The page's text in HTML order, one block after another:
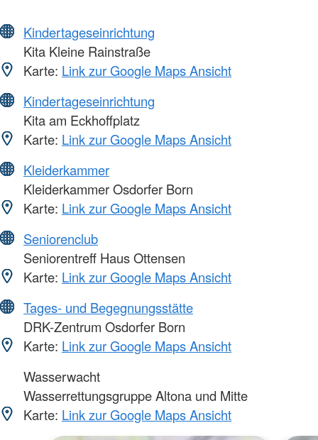
Kindertageseinrichtung
Kita Kleine Rainstraße
Karte: Link zur Google Maps Ansicht
Kindertageseinrichtung
Kita am Eckhoffplatz
Karte: Link zur Google Maps Ansicht
Kleiderkammer
Kleiderkammer Osdorfer Born
Karte: Link zur Google Maps Ansicht
Seniorenclub
Seniorentreff Haus Ottensen
Karte: Link zur Google Maps Ansicht
Tages- und Begegnungsstätte
DRK-Zentrum Osdorfer Born
Karte: Link zur Google Maps Ansicht
Wasserwacht
Wasserrettungsgruppe Altona und Mitte
Karte: Link zur Google Maps Ansicht